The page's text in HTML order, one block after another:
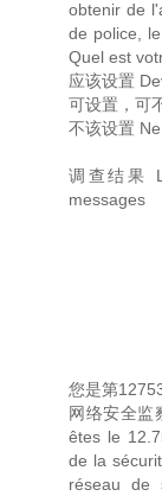
obtenir de
de police,
Quel est
应该设置
可设置，可
不该设置
调查结果
messages
您是第
网络安全监
êtes le
de la
réseau de